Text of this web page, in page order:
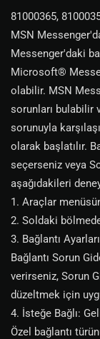
81000365,
MSN
Messenger'daki
Microsoft®
olabilir. MSN
sorunları bulabilir
sorunuyla
olarak başlatılır.
seçerseniz veya
aşağıdakileri
1. Araçlar
2. Soldaki
3. Bağlantı
Bağlantı Sorun
verirseniz, Sorun
düzeltmek için
4. İsteğe Bağlı:
Özel bağlantı